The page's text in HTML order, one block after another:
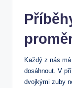
Každý z nás
dosáhnout. V
dvojkými zuby